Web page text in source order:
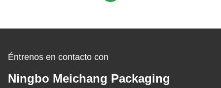
Éntrenos en contacto con
Ningbo Meichang Packaging